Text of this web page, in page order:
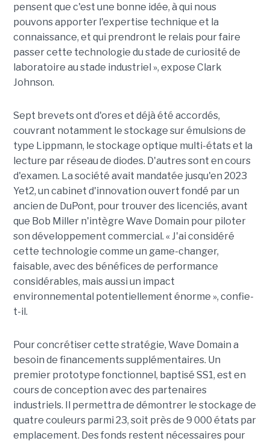
pensent que c'est une bonne idée, à qui nous
pouvons apporter l'expertise technique et la
connaissance, et qui prendront le relais pour faire
passer cette technologie du stade de curiosité de
laboratoire au stade industriel », expose Clark
Johnson.
Sept brevets ont d'ores et déjà été accordés,
couvrant notamment le stockage sur émulsions de
type Lippmann, le stockage optique multi-états et la
lecture par réseau de diodes. D'autres sont en cours
d'examen. La société avait mandatée jusqu'en 2023
Yet2, un cabinet d'innovation ouvert fondé par un
ancien de DuPont, pour trouver des licenciés, avant
que Bob Miller n'intègre Wave Domain pour piloter
son développement commercial. « J'ai considéré
cette technologie comme un game-changer,
faisable, avec des bénéfices de performance
considérables, mais aussi un impact
environnemental potentiellement énorme », confie-
t-il.
Pour concrétiser cette stratégie, Wave Domain a
besoin de financements supplémentaires. Un
premier prototype fonctionnel, baptisé SS1, est en
cours de conception avec des partenaires
industriels. Il permettra de démontrer le stockage de
quatre couleurs parmi 23, soit près de 9 000 états par
emplacement. Des fonds restent nécessaires pour